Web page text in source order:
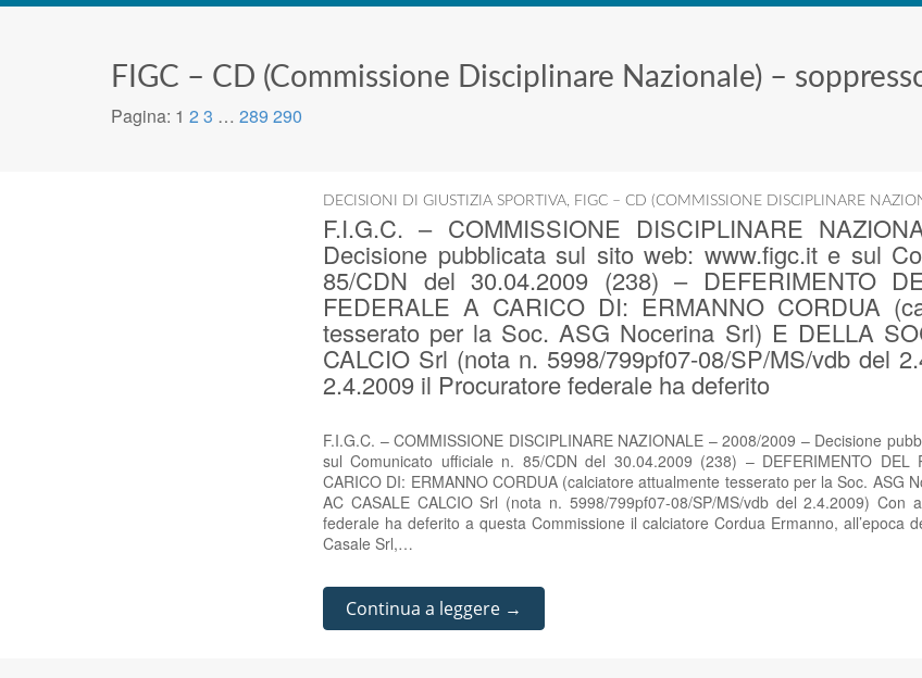
FIGC – CD (Commissione Disciplinare Nazionale) –
Pagina: 1 2 3 … 289 290
DECISIONI DI GIUSTIZIA SPORTIVA, FIGC – CD (COMMISSIONE DISCIPLINARE
F.I.G.C. – COMMISSIONE DISCIPLINARE
Decisione pubblicata sul sito web: www.figc.it e sul
85/CDN del 30.04.2009 (238) – DEFERIMENTO
FEDERALE A CARICO DI: ERMANNO CORDUA
tesserato per la Soc. ASG Nocerina Srl) E DELLA
CALCIO Srl (nota n. 5998/799pf07-08/SP/MS/vdb del
2.4.2009 il Procuratore federale ha deferito
F.I.G.C. – COMMISSIONE DISCIPLINARE NAZIONALE – 2008/2009 – Decisione
sul Comunicato ufficiale n. 85/CDN del 30.04.2009 (238) – DEFERIMENTO DEL
CARICO DI: ERMANNO CORDUA (calciatore attualmente tesserato per la Soc. ASG
AC CASALE CALCIO Srl (nota n. 5998/799pf07-08/SP/MS/vdb del 2.4.2009) Con
federale ha deferito a questa Commissione il calciatore Cordua Ermanno, all’epoca
Casale Srl,…
Continua a leggere →